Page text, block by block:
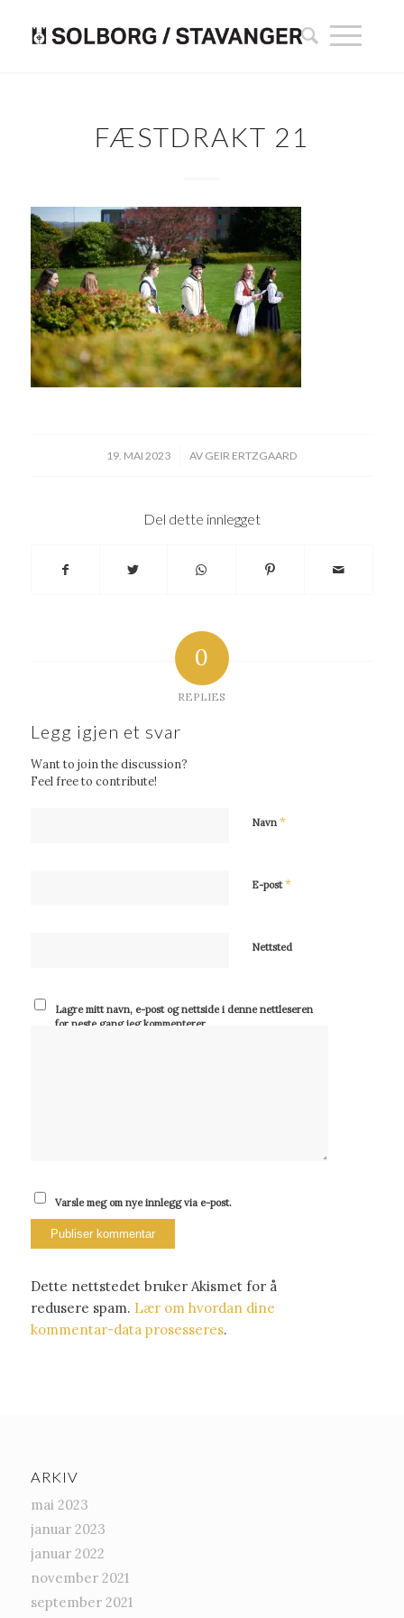
FÆSTDRAKT 21
19. MAI 2023
/ AV GEIR ERTZGAARD
Del dette innlegget
0
REPLIES
Legg igjen et svar
Want to join the discussion?
Feel free to contribute!
Navn *
E-post*
Nettsted
Lagre mitt navn, e-post og nettside i denne nettleseren
for neste gang jeg kommenterer.
Varsle meg om nye innlegg via e-post.
Dette nettstedet bruker Akismet for å
redusere spam. Lær om hvordan dine
kommentar-data prosesseres.
ARKIV
mai 2023
januar 2023
januar 2022
november 2021
september 2021